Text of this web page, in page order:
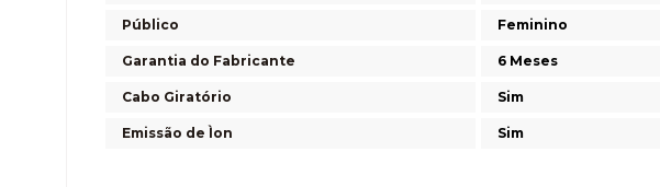
Público Feminino
Garantia do Fabricante 6 Meses
Cabo Giratório Sim
Emissão de Ìon Sim